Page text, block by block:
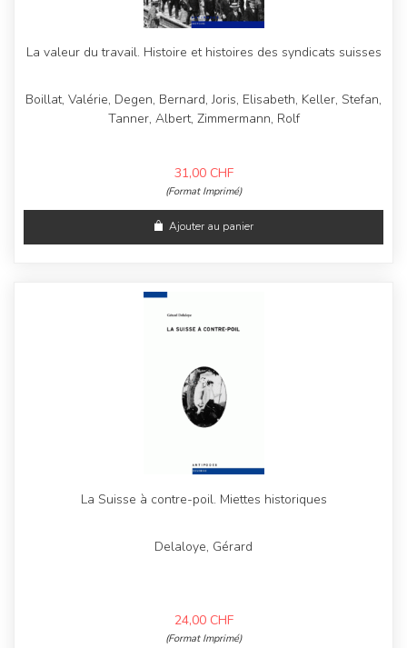
La valeur du travail. Histoire et histoires des syndicats suisses
Boillat, Valérie, Degen, Bernard, Joris, Elisabeth, Keller, Stefan,
Tanner, Albert, Zimmermann, Rolf
31,00 CHF
(Format Imprimé)
Ajouter au panier
La Suisse à contre-poil. Miettes historiques
Delaloye, Gérard
24,00 CHF
(Format Imprimé)